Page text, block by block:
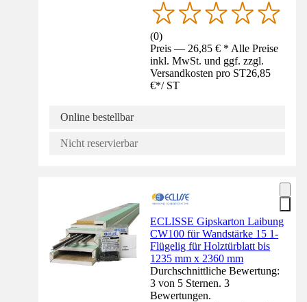
(0)
Preis — 26,85 € * Alle Preise
inkl. MwSt. und ggf. zzgl.
Versandkosten pro ST26,85
€*/ ST
Online bestellbar
Nicht reservierbar
ECLISSE Gipskarton Laibung
CW100 für Wandstärke 15 1-
Flügelig für Holztürblatt bis
1235 mm x 2360 mm
Durchschnittliche Bewertung:
3 von 5 Sternen. 3
Bewertungen.